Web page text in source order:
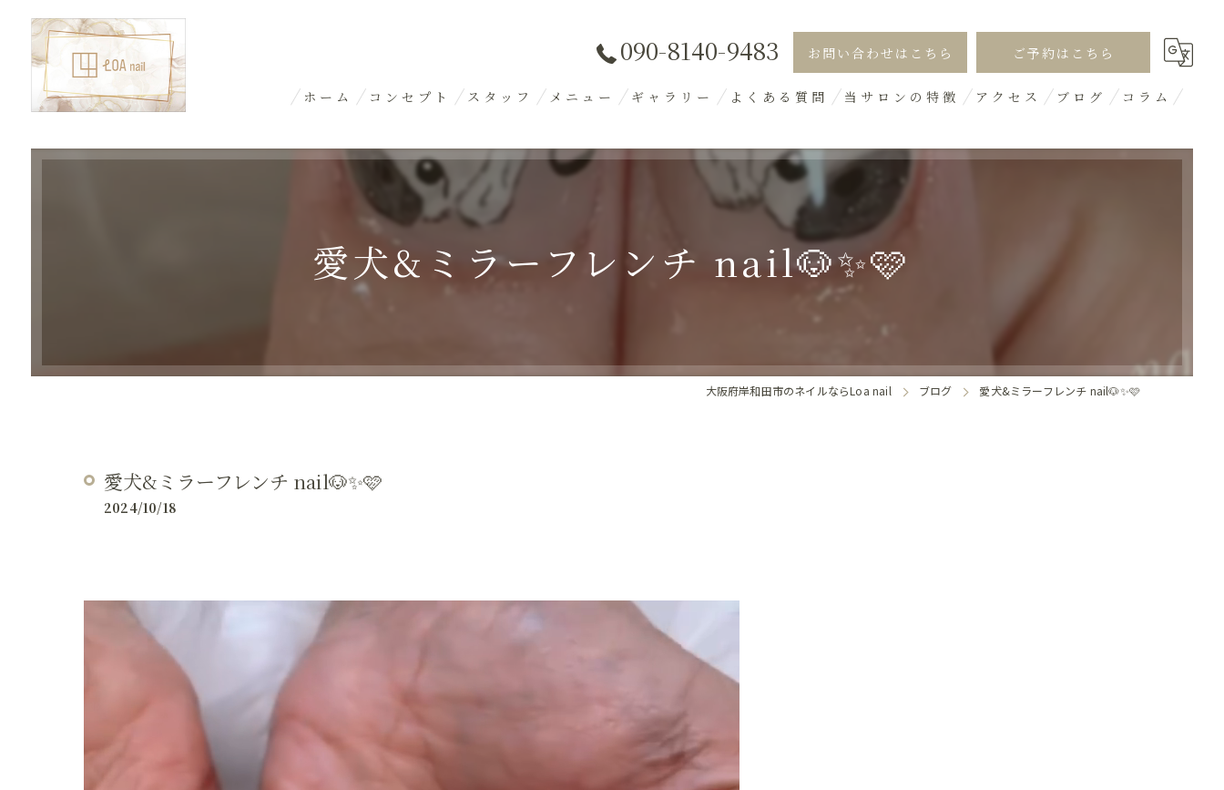
090-8140-9483 お問い合わせはこちら ご予約はこちら
ホーム コンセプト スタッフ メニュー ギャラリー よくある質問 当サロンの特徴
シンプル
オフィス
ギャル
デザイン
アクセス ブログ コラム
愛犬&ミラーフレンチ nail🐶✨🩷
大阪府岸和田市のネイルならLoa nail ブログ 愛犬&ミラーフレンチ nail🐶✨🩷
愛犬&ミラーフレンチ nail🐶✨🩷
2024/10/18